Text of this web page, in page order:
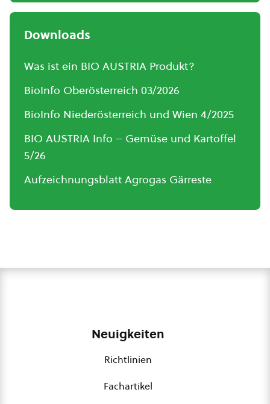
Downloads
Was ist ein BIO AUSTRIA Produkt?
BioInfo Oberösterreich 03/2026
BioInfo Niederösterreich und Wien 4/2025
BIO AUSTRIA Info – Gemüse und Kartoffel
5/26
Aufzeichnungsblatt Agrogas Gärreste
Neuigkeiten
Richtlinien
Fachartikel